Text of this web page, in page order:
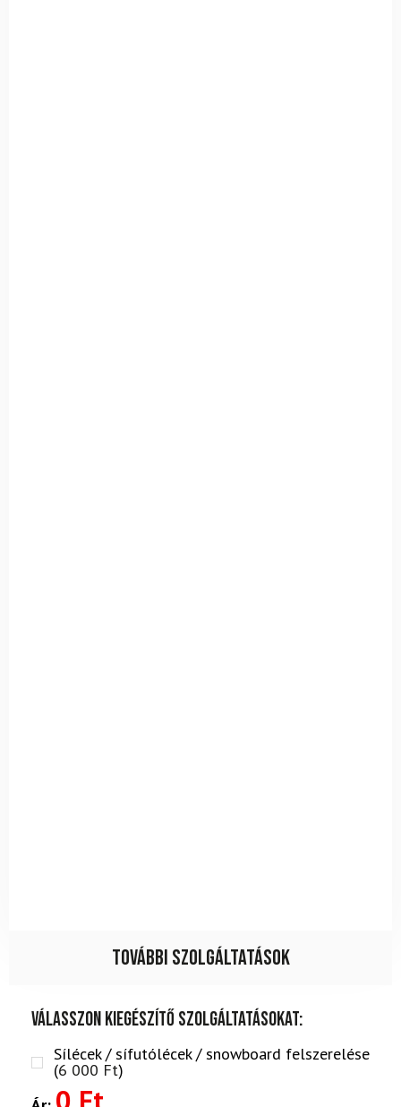
További szolgáltatások
Válasszon kiegészítő szolgáltatásokat:
Sílécek / sífutólécek / snowboard felszerelése
(6 000 Ft)